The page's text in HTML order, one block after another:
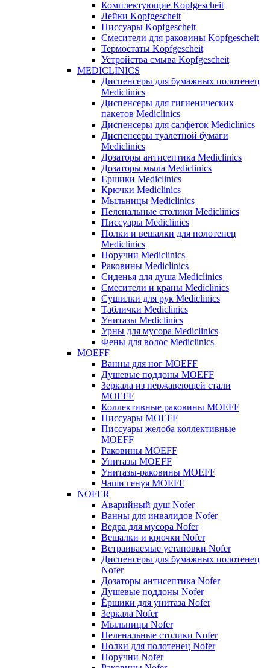
Комплектующие Kopfgescheit
Лейки Kopfgescheit
Писсуары Kopfgescheit
Смесители для раковины Kopfgescheit
Термостаты Kopfgescheit
Устройства смыва Kopfgescheit
MEDICLINICS
Диспенсеры для бумажных полотенец
Mediclinics
Диспенсеры для гигиенических
пакетов Mediclinics
Диспенсеры для салфеток Mediclinics
Диспенсеры туалетной бумаги
Mediclinics
Дозаторы антисептика Mediclinics
Дозаторы мыла Mediclinics
Ершики Mediclinics
Крючки Mediclinics
Мыльницы Mediclinics
Пеленальные столики Mediclinics
Писсуары Mediclinics
Полки и вешалки для полотенец
Mediclinics
Поручни Mediclinics
Раковины Mediclinics
Сиденья для душа Mediclinics
Смесители и краны Mediclinics
Сушилки для рук Mediclinics
Таблички Mediclinics
Унитазы Mediclinics
Урны для мусора Mediclinics
Фены для волос Mediclinics
MOEFF
Ванны для ног MOEFF
Душевые поддоны MOEFF
Зеркала из нержавеющей стали
MOEFF
Коллективные раковины MOEFF
Писсуары MOEFF
Писсуары желоба коллективные
MOEFF
Раковины MOEFF
Унитазы MOEFF
Унитазы-раковины MOEFF
Чаши генуя MOEFF
NOFER
Аварийный душ Nofer
Ванны для инвалидов Nofer
Ведра для мусора Nofer
Вешалки и крючки Nofer
Встраиваемые установки Nofer
Диспенсеры для бумажных полотенец
Nofer
Дозаторы антисептика Nofer
Душевые поддоны Nofer
Ёршики для унитаза Nofer
Зеркала Nofer
Мыльницы Nofer
Пеленальные столики Nofer
Полки для полотенец Nofer
Поручни Nofer